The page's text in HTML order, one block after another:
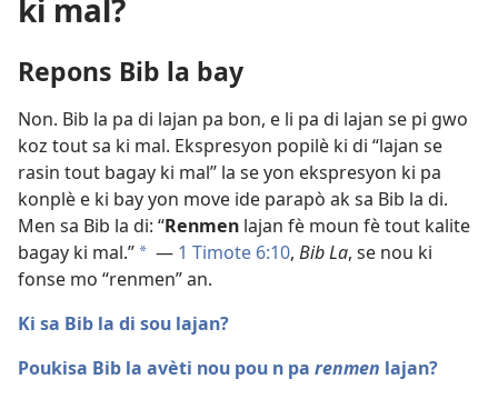
ki mal?
Repons Bib la bay
Non. Bib la pa di lajan pa bon, e li pa di lajan se pi gwo
koz tout sa ki mal. Ekspresyon popilè ki di “lajan se
rasin tout bagay ki mal” la se yon ekspresyon ki pa
konplè e ki bay yon move ide parapò ak sa Bib la di.
Men sa Bib la di: “Renmen lajan fè moun fè tout kalite
bagay ki mal.” a — 1 Timote 6:10, Bib La, se nou ki
fonse mo “renmen” an.
Ki sa Bib la di sou lajan?
Poukisa Bib la avèti nou pou n pa renmen lajan?